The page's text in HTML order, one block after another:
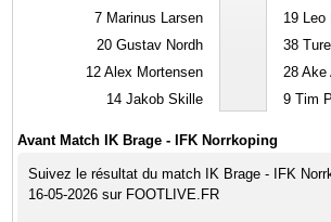
7 Marinus Larsen
20 Gustav Nordh
12 Alex Mortensen
14 Jakob Skille
19 Leo
38
28 Ake
9 Tim
Avant Match IK Brage - IFK Norrkoping
Suivez le résultat du match IK Brage - IFK
16-05-2026 sur FOOTLIVE.FR